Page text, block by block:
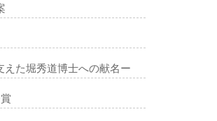
た堀秀道博士への献名ー